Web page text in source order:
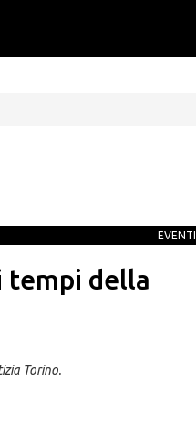
EVENTI
tempi della
Torino.